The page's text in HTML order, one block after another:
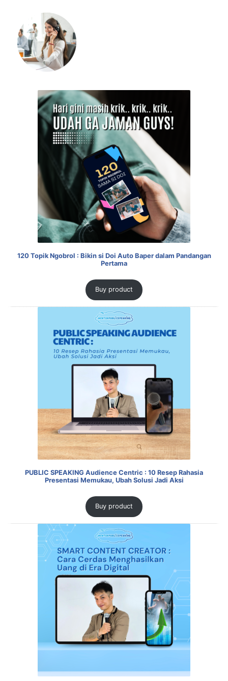
120 Topik Ngobrol : Bikin si Doi Auto Baper dalam Pandangan
Pertama
Buy product
PUBLIC SPEAKING Audience Centric : 10 Resep Rahasia
Presentasi Memukau, Ubah Solusi Jadi Aksi
Buy product